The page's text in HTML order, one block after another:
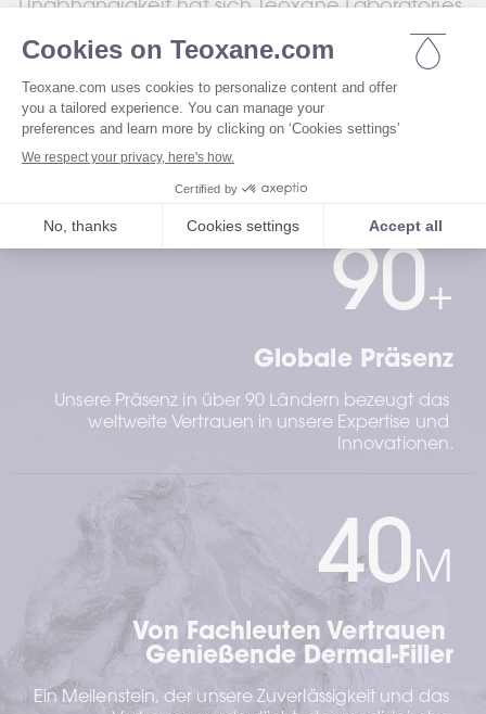
Unabhängigkeit hat sich Teoxane Laboratories
weltweit einen anerkannten Namen in der
ästhetischen Medizin gemacht. Die folgenden
Erfolge bieten einen Einblick in unser
Engagement und die Fortschritte, die wir in
diesem Bereich erzielt haben.
Globale Präsenz
Unsere Präsenz in über 90 Ländern bezeugt das
weltweite Vertrauen in unsere Expertise und
Innovationen.
90+
Von Fachleuten Vertrauen
Genießende Dermal-Filler
Ein Meilenstein, der unsere Zuverlässigkeit und das
40M